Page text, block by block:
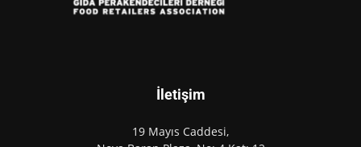
İletişim
19 Mayıs Caddesi,